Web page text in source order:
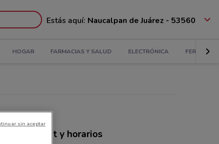
Estás aquí: Naucalpan de Juárez - 53560
HOGAR FARMACIAS Y SALUD ELECTRÓNICA
Walmart y horarios
sin aceptar